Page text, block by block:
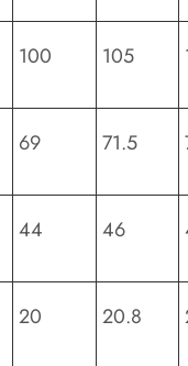
100 105
69 71.5
44 46
20 20.8